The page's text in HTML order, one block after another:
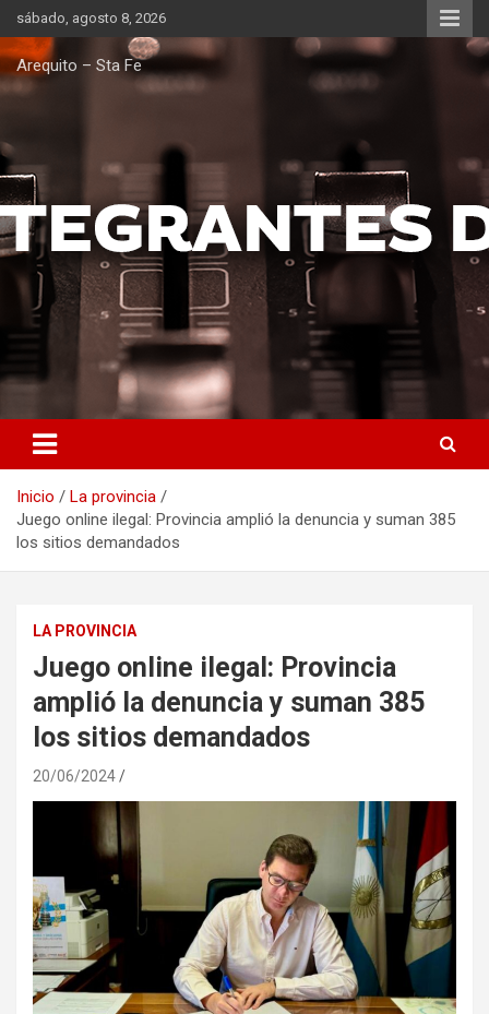
Saltar
al
contenido
sábado, agosto 8, 2026
Arequito – Sta Fe
Inicio
La provincia
Juego online ilegal: Provincia amplió la denuncia y suman 385
los sitios demandados
LA PROVINCIA
Juego online ilegal: Provincia
amplió la denuncia y suman 385
los sitios demandados
20/06/2024